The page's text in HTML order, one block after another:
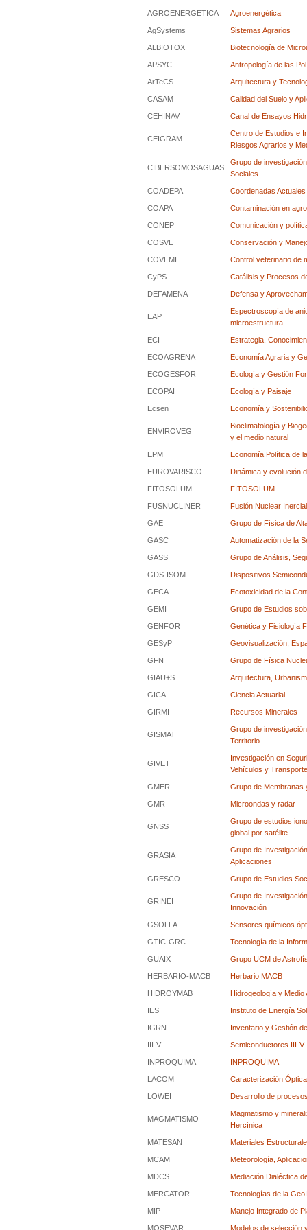
AGROENERGETICA Agroenergética
AgSystems Sistemas Agrarios
ALBIOTOX Biotecnología de
APSYC Antropología de las
ArTeCS Arquitectura y
CASAM Calidad del Suelo y
CEHINAV Canal de Ensayos
CEIGRAM
Centro de Estudios e
Riesgos Agrarios y
CIBERSOMOSAGUAS
Grupo de
Sociales
COADEPA Coordenadas
COAPA Contaminación en
CONEP Comunicación y
COSVE Conservación y
COVEMI Control veterinario de
CyPS Catálisis y Procesos
DEFAMENA Defensa y
EAP
Espectroscopía de
microestructura
ECI Estrategia,
ECOAGRENA Economía Agraria y
ECOGESFOR Ecología y Gestión
ECOPAI Ecología y Paisaje
Ecsen Economía y
ENVIROVEG
Bioclimatología y
y el medio natural
EPM Economía Política de
EUROVARISCO Dinámica y evolución
FITOSOLUM FITOSOLUM
FUSNUCLINER Fusión Nuclear
GAE Grupo de Física de
GASC Automatización de la
GASS Grupo de Análisis,
GDS-ISOM Dispositivos
GECA Ecotoxicidad de la
GEMI Grupo de Estudios
GENFOR Genética y Fisiología
GESyP Geovisualización,
GFN Grupo de Física
GIAU+S Arquitectura,
GICA Ciencia Actuarial
GIRMI Recursos Minerales
GISMAT
Grupo de
Territorio
GIVET
Investigación en
Vehículos y
GMER Grupo de Membranas
GMR Microondas y radar
GNSS
Grupo de estudios
global por satélite
GRASIA
Grupo de
Aplicaciones
GRESCO Grupo de Estudios
GRINEI
Grupo de
Innovación
GSOLFA Sensores químicos
GTIC-GRC Tecnología de la
GUAIX Grupo UCM de
HERBARIO-MACB Herbario MACB
HIDROYMAB Hidrogeología y Medio
IES Instituto de Energía
IGRN Inventario y Gestión
III-V Semiconductores III-V
INPROQUIMA INPROQUIMA
LACOM Caracterización
LOWEI Desarrollo de
MAGMATISMO
Magmatismo y
Hercínica
MATESAN Materiales
MCAM Meteorología,
MDCS Mediación Dialéctica
MERCATOR Tecnologías de la
MIP Manejo Integrado de
MOSEVAR Modelos de selección